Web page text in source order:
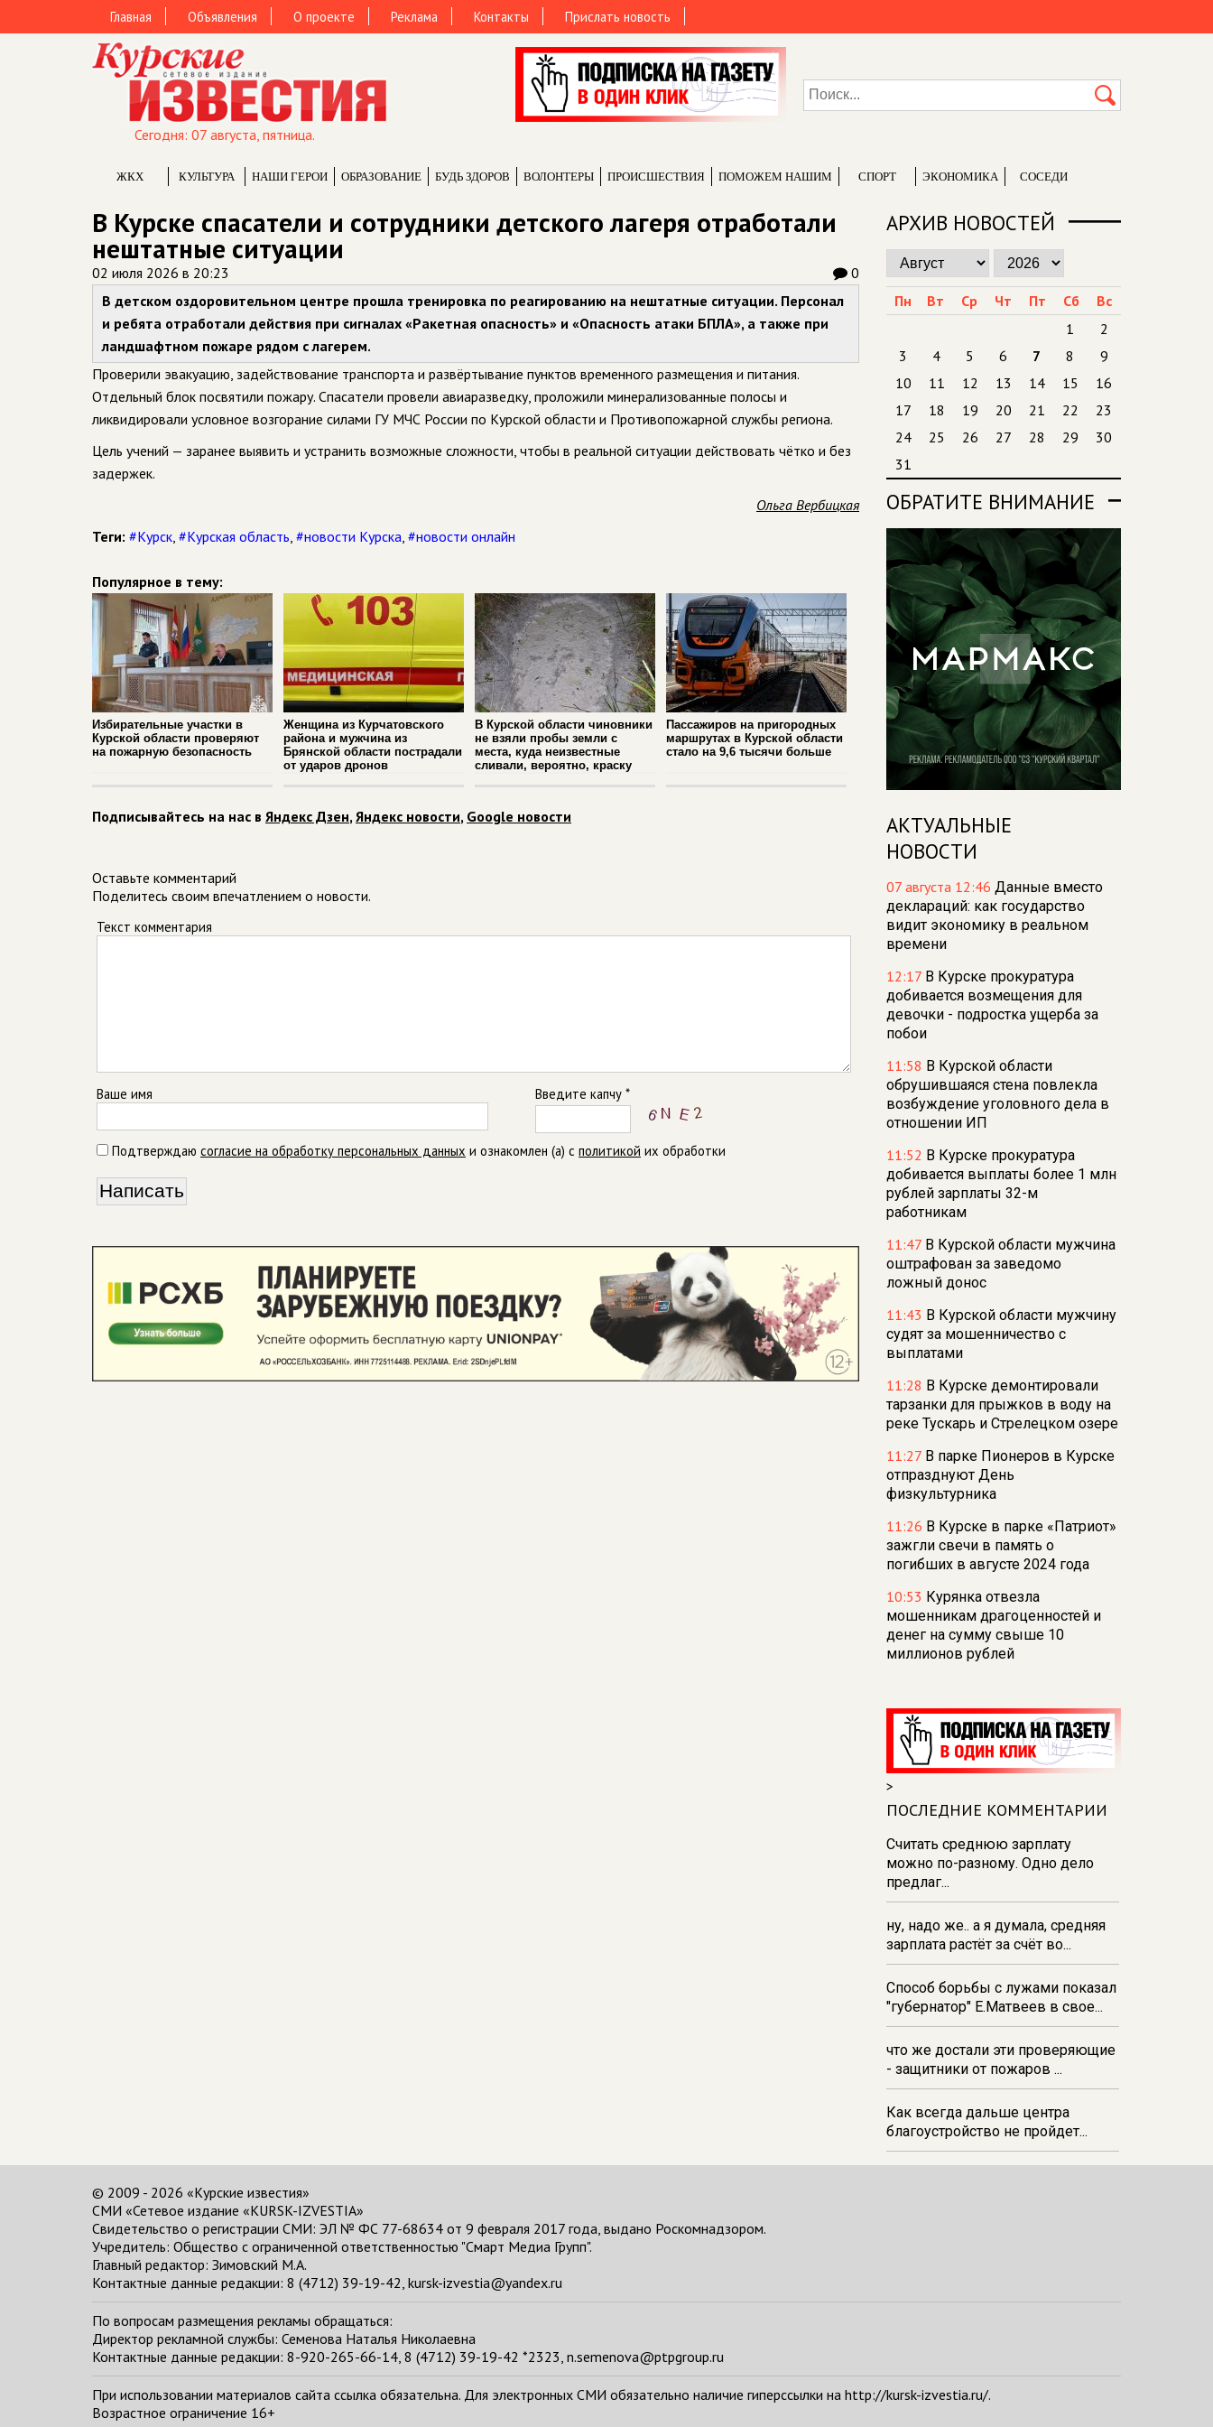
Главная Объявления О проекте Реклама Контакты Прислать новость
Сегодня: 07 августа, пятница.
ЖКХ КУЛЬТУРА НАШИ ГЕРОИ ОБРАЗОВАНИЕ БУДЬ ЗДОРОВ ВОЛОНТЕРЫ ПРОИCШЕСТВИЯ ПОМОЖЕМ НАШИМ СПОРТ ЭКОНОМИКА СОСЕДИ
В Курске спасатели и сотрудники детского лагеря отработали
нештатные ситуации
02 июля 2026 в 20:23
0
В детском оздоровительном центре прошла тренировка по реагированию на нештатные ситуации. Персонал
и ребята отработали действия при сигналах «Ракетная опасность» и «Опасность атаки БПЛА», а также при
ландшафтном пожаре рядом с лагерем.
Проверили эвакуацию, задействование транспорта и развёртывание пунктов временного размещения и питания.
Отдельный блок посвятили пожару. Спасатели провели авиаразведку, проложили минерализованные полосы и
ликвидировали условное возгорание силами ГУ МЧС России по Курской области и Противопожарной службы региона.
Цель учений — заранее выявить и устранить возможные сложности, чтобы в реальной ситуации действовать чётко и без
задержек.
Ольга Вербицкая
Теги: #Курск, #Курская область, #новости Курска, #новости онлайн
Популярное в тему:
Избирательные участки в
Курской области проверяют
на пожарную безопасность
Женщина из Курчатовского
района и мужчина из
Брянской области пострадали
от ударов дронов
В Курской области чиновники
не взяли пробы земли с
места, куда неизвестные
сливали, вероятно, краску
Пассажиров на пригородных
маршрутах в Курской области
стало на 9,6 тысячи больше
Подписывайтесь на нас в Яндекс Дзен,Яндекс новости, Google новости
Оставьте комментарий
Поделитесь своим впечатлением о новости.
Текст комментария
Ваше имя Введите капчу *
Подтверждаю согласие на обработку персональных данных и ознакомлен (а) с политикой их обработки
АРХИВ НОВОСТЕЙ
Пн Вт Ср Чт Пт Сб
Вс
1
2
3
4 5 6 7 8
9
10
11 12 13 14 15
16
17
18 19 20 21 22
23
24
25 26 27 28 29
30
31
ОБРАТИТЕ ВНИМАНИЕ
АКТУАЛЬНЫЕ
НОВОСТИ
07 августа 12:46 Данные вместо
деклараций: как государство
видит экономику в реальном
времени
12:17 В Курске прокуратура
добивается возмещения для
девочки - подростка ущерба за
побои
11:58 В Курской области
обрушившаяся стена повлекла
возбуждение уголовного дела в
отношении ИП
11:52 В Курске прокуратура
добивается выплаты более 1 млн
рублей зарплаты 32-м
работникам
11:47 В Курской области мужчина
оштрафован за заведомо
ложный донос
11:43 В Курской области мужчину
судят за мошенничество с
выплатами
11:28 В Курске демонтировали
тарзанки для прыжков в воду на
реке Тускарь и Стрелецком озере
11:27 В парке Пионеров в Курске
отпразднуют День
физкультурника
11:26 В Курске в парке «Патриот»
зажгли свечи в память о
погибших в августе 2024 года
10:53 Курянка отвезла
мошенникам драгоценностей и
денег на сумму свыше 10
миллионов рублей
Россельхознадзор выявил 55
новых очагов опасных сорняков
и вредителей
10:37К школе на проспекте
Плевицкой в курске строят
двухполосную дорогу с уличным
10:17Обвиняемый в
мошенничестве железногорский
общественник Цыганов
отправлен под домашний арест
06 августа 21:34 В Курске на
тренировка‑вечеринка в формате
DJ Run
21:29В Прямицыно Октябрьского
района почти закончили
обустраивать новую зону отдыха
>
ПОСЛЕДНИЕ КОММЕНТАРИИ
Считать среднюю зарплату
можно по-разному. Одно дело
предлаг...
ну, надо же.. а я думала, средняя
зарплата растёт за счёт во...
Способ борьбы с лужами показал
"губернатор" Е.Матвеев в свое...
что же достали эти проверяющие
- защитники от пожаров ...
Как всегда дальше центра
благоустройство не пройдет...
© 2009 - 2026 «Курские известия»
СМИ «Сетевое издание «KURSK-IZVESTIA»
Свидетельство о регистрации СМИ: ЭЛ № ФС 77-68634 от 9 февраля 2017 года, выдано Роскомнадзором.
Учредитель: Общество с ограниченной ответственностью "Смарт Медиа Групп".
Главный редактор: Зимовский М.А.
Контактные данные редакции: 8 (4712) 39-19-42, kursk-izvestia@yandex.ru
По вопросам размещения рекламы обращаться:
Директор рекламной службы: Семенова Наталья Николаевна
Контактные данные редакции: 8-920-265-66-14, 8 (4712) 39-19-42 *2323, n.semenova@ptpgroup.ru
При использовании материалов сайта ссылка обязательна. Для электронных СМИ обязательно наличие гиперссылки на http://kursk-izvestia.ru/.
Возрастное ограничение 16+